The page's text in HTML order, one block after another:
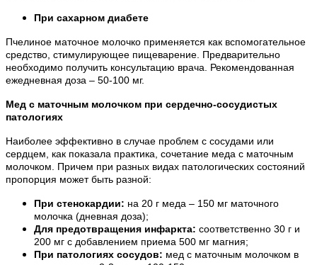
При сахарном диабете
Пчелиное маточное молочко применяется как вспомогательное
средство, стимулирующее пищеварение. Предварительно
необходимо получить консультацию врача. Рекомендованная
ежедневная доза – 50-100 мг.
Мед с маточным молочком при сердечно-сосудистых
патологиях
Наиболее эффективно в случае проблем с сосудами или
сердцем, как показала практика, сочетание меда с маточным
молочком. Причем при разных видах патологических состояний
пропорция может быть разной:
При стенокардии: на 20 г меда – 150 мг маточного
молочка (дневная доза);
Для предотвращения инфаркта: соответственно 30 г и
200 мг с добавлением приема 500 мг магния;
При патологиях сосудов: мед с маточным молочком в